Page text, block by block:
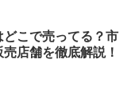
どこで売ってる？市
店舗を徹底解説！